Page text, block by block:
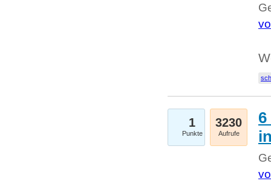
1
Punkte
3230
Aufrufe